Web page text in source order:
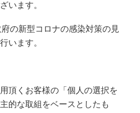
います。
の新型コロナの感染対策の見
います。
頂くお客様の「個人の選択を
的な取組をベースとしたも